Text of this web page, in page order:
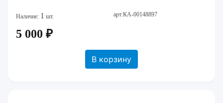
Наличие: 1 шт. арт:КА-00148897
5 000 ₽
В корзину